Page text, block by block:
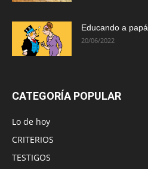
Educando a papá
20/06/2022
CATEGORÍA POPULAR
Lo de hoy
CRITERIOS
TESTIGOS